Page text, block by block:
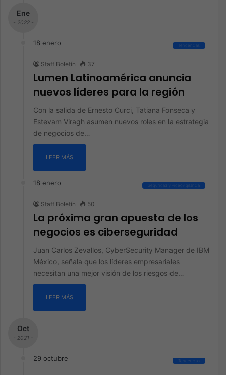
Ene
- 2022 -
18 enero Tendencias
Staff Boletín 37
Lumen Latinoamérica anuncia
nuevos líderes para la región
Con la salida de Ernesto Curci, Tatiana Fonseca y
Estevam Viragh asumen nuevos roles en la estrategia
de negocios de…
LEER MÁS
18 enero Seguridad y Videovigilancia
Staff Boletín 50
La próxima gran apuesta de los
negocios es ciberseguridad
Juan Carlos Zevallos, CyberSecurity Manager de IBM
México, señala que los líderes empresariales
necesitan una mejor visión de los riesgos de…
LEER MÁS
Oct
- 2021 -
29 octubre Tendencias